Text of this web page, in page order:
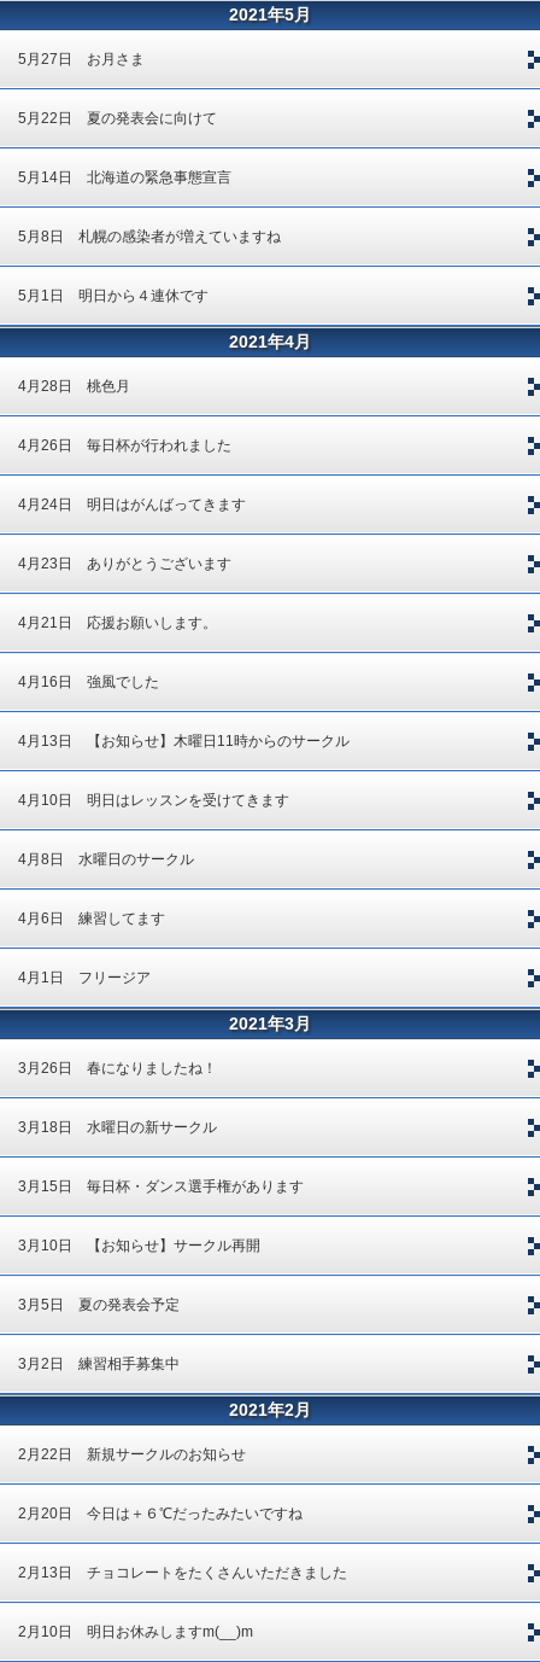
2021年5月
5月27日 お月さま
5月22日 夏の発表会に向けて
5月14日 北海道の緊急事態宣言
5月8日 札幌の感染者が増えていますね
5月1日 明日から４連休です
2021年4月
4月28日 桃色月
4月26日 毎日杯が行われました
4月24日 明日はがんばってきます
4月23日 ありがとうございます
4月21日 応援お願いします。
4月16日 強風でした
4月13日 【お知らせ】木曜日11時からのサークル
4月10日 明日はレッスンを受けてきます
4月8日 水曜日のサークル
4月6日 練習してます
4月1日 フリージア
2021年3月
3月26日 春になりましたね！
3月18日 水曜日の新サークル
3月15日 毎日杯・ダンス選手権があります
3月10日 【お知らせ】サークル再開
3月5日 夏の発表会予定
3月2日 練習相手募集中
2021年2月
2月22日 新規サークルのお知らせ
2月20日 今日は＋６℃だったみたいですね
2月13日 チョコレートをたくさんいただきました
2月10日 明日お休みしますm(__)m